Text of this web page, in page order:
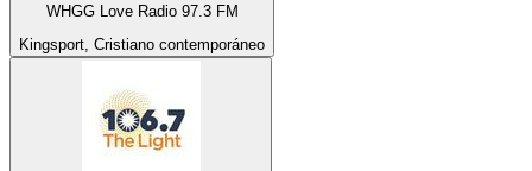
WHGG Love Radio 97.3 FM
Kingsport, Cristiano contemporáneo